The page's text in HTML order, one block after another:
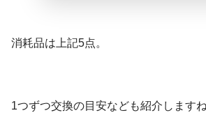
消耗品は上記5点。
1つずつ交換の目安なども紹介しますね